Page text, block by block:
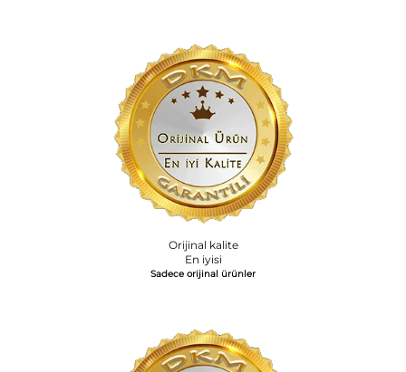
Orijinal kalite
En iyisi
Sadece orijinal ürünler